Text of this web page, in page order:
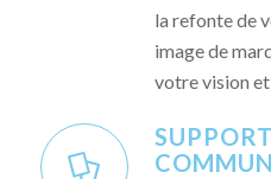
la refonte de
image de
votre vision